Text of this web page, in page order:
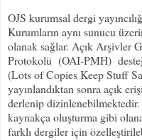
OJS kurumsal dergi
Kurumların aynı sunucu
olanak sağlar. Açık Arşivler
Protokolü (OAI-PMH)
(Lots of Copies Keep Stuff
yayınlandıktan sonra açık
derlenip dizinlenebilmektedir.
kaynakça oluşturma gibi
farklı dergiler için